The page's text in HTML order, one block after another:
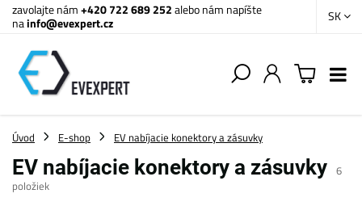
zavolajte nám+420 722 689 252alebo nám napíšte
nainfo@evexpert.cz SK
Úvod E-shop EV nabíjacie konektory a zásuvky
EV nabíjacie konektory a zásuvky 6
položiek